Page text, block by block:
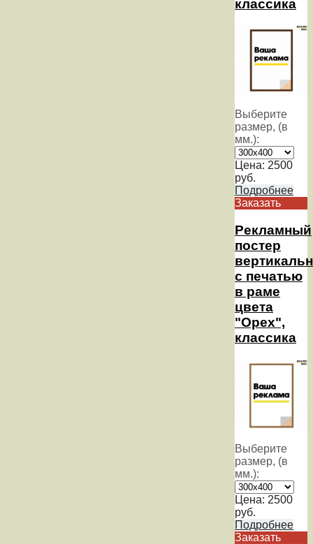
классика
Выберите
размер, (в
мм.):
Цена: 2500
руб.
Подробнее
Заказать
Рекламный
постер
с печатью
в раме
цвета
"Орех",
классика
Выберите
размер, (в
мм.):
Цена: 2500
руб.
Подробнее
Заказать